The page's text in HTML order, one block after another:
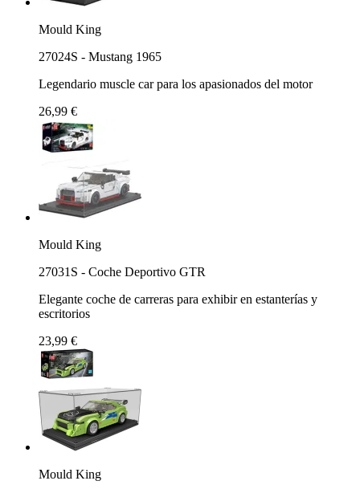
Mould King
27024S - Mustang 1965
Legendario muscle car para los apasionados del motor
26,99 €
Mould King
27031S - Coche Deportivo GTR
Elegante coche de carreras para exhibir en estanterías y
escritorios
23,99 €
Mould King